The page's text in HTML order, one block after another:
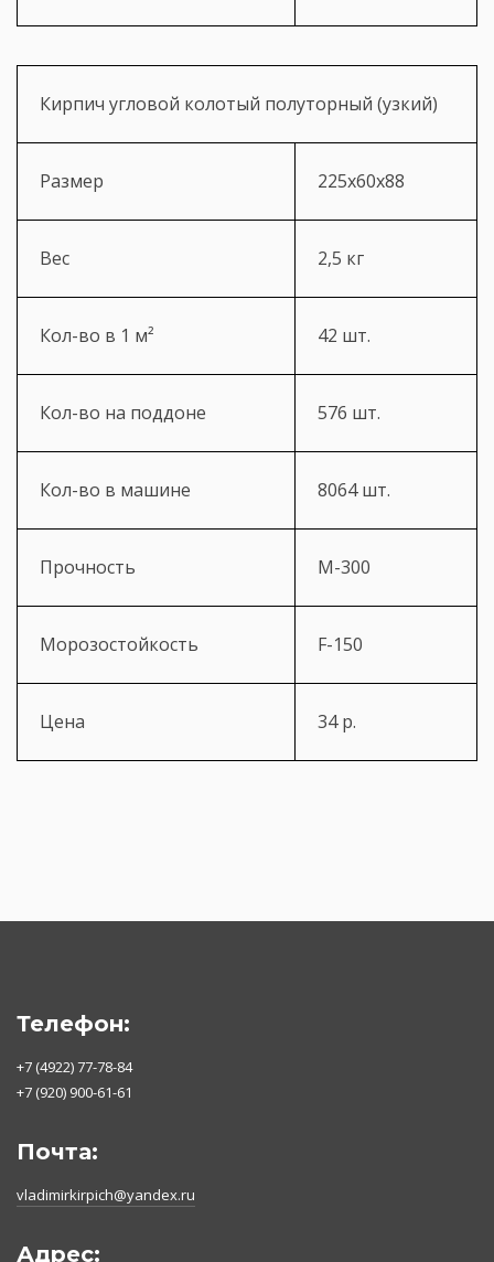
Кирпич угловой колотый полуторный (узкий)
Размер 225х60х88
Вес 2,5 кг
Кол-во в 1 м² 42 шт.
Кол-во на поддоне 576 шт.
Кол-во в машине 8064 шт.
Прочность М-300
Морозостойкость F-150
Цена 34 р.
Телефон:
+7 (4922) 77-78-84
+7 (920) 900-61-61
Почта:
vladimirkirpich@yandex.ru
Адрес: